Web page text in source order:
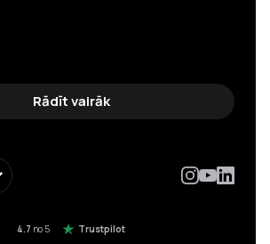
Rādīt vairāk
4.7 no 5 Trustpilot